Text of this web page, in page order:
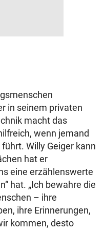
in seinem privaten
macht das
wenn jemand
Willy Geiger kann
hat er
eine erzählenswerte
hat. „Ich bewahre die
– ihre
ihre Erinnerungen,
kommen, desto